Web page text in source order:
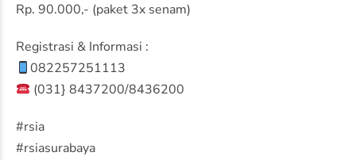
Rp. 90.000,- (paket 3x senam)
Registrasi & Informasi :
082257251113
(031} 8437200/8436200
#rsia
#rsiasurabaya